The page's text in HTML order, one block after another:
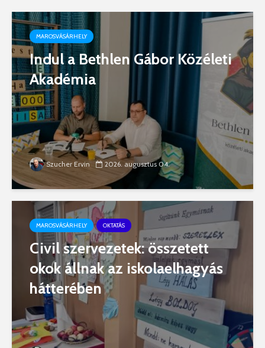
MAROSVÁSÁRHELY
Indul a Bethlen Gábor Közéleti
Akadémia
Szucher Ervin 2026. augusztus 04.
MAROSVÁSÁRHELY OKTATÁS
Civil szervezetek: összetett
okok állnak az iskolaelhagyás
hátterében